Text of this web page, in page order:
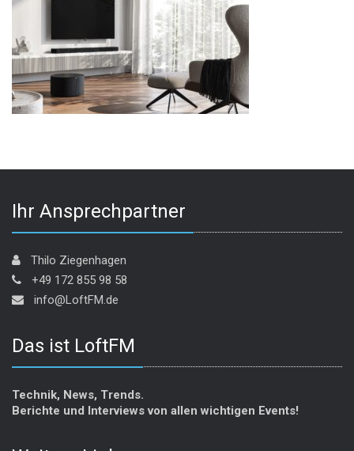
Ihr Ansprechpartner
Thilo Ziegenhagen
+49 172 855 98 58
info@LoftFM.de
Das ist LoftFM
Technik, News, Trends.
Berichte und Interviews von allen wichtigen Events!